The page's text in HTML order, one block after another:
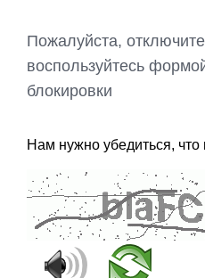
Пожалуйста,
воспользуйтесь
блокировки
Нам нужно убедиться,